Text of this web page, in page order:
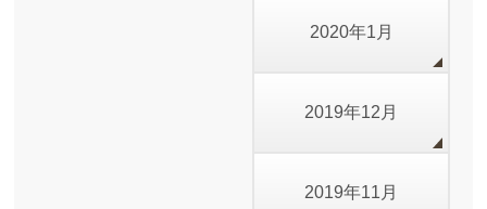
2020年1月
2019年12月
2019年11月